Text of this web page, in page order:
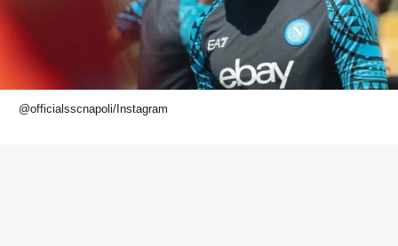
@officialsscnapoli/Instagram